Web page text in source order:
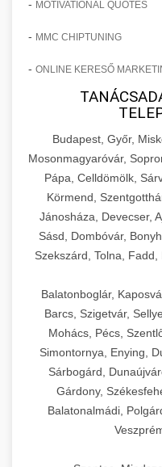
- MOTIVATIONAL QUOTES
- MMC CHIPTUNING
- ONLINE KERESŐ
Budapest, Győr,
Mosonmagyaróvár,
Pápa, Celldömölk,
Körmend,
Jánosháza, Devecser,
Sásd, Dombóvár,
Szekszárd, Tolna,
Balatonboglár,
Barcs, Szigetvár,
Mohács, Pécs,
Simontornya, Enying,
Sárbogárd,
Gárdony,
Balatonalmádi,